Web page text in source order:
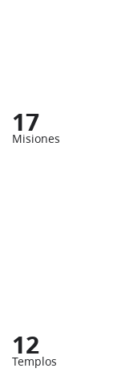
17
Misiones
12
Templos